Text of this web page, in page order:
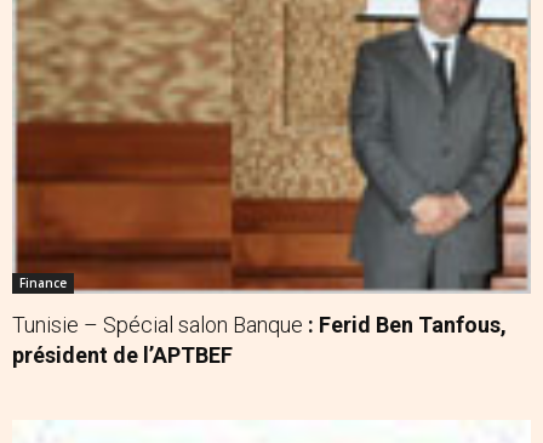
Finance
Tunisie – Spécial salon Banque : Ferid Ben Tanfous,
président de l’APTBEF